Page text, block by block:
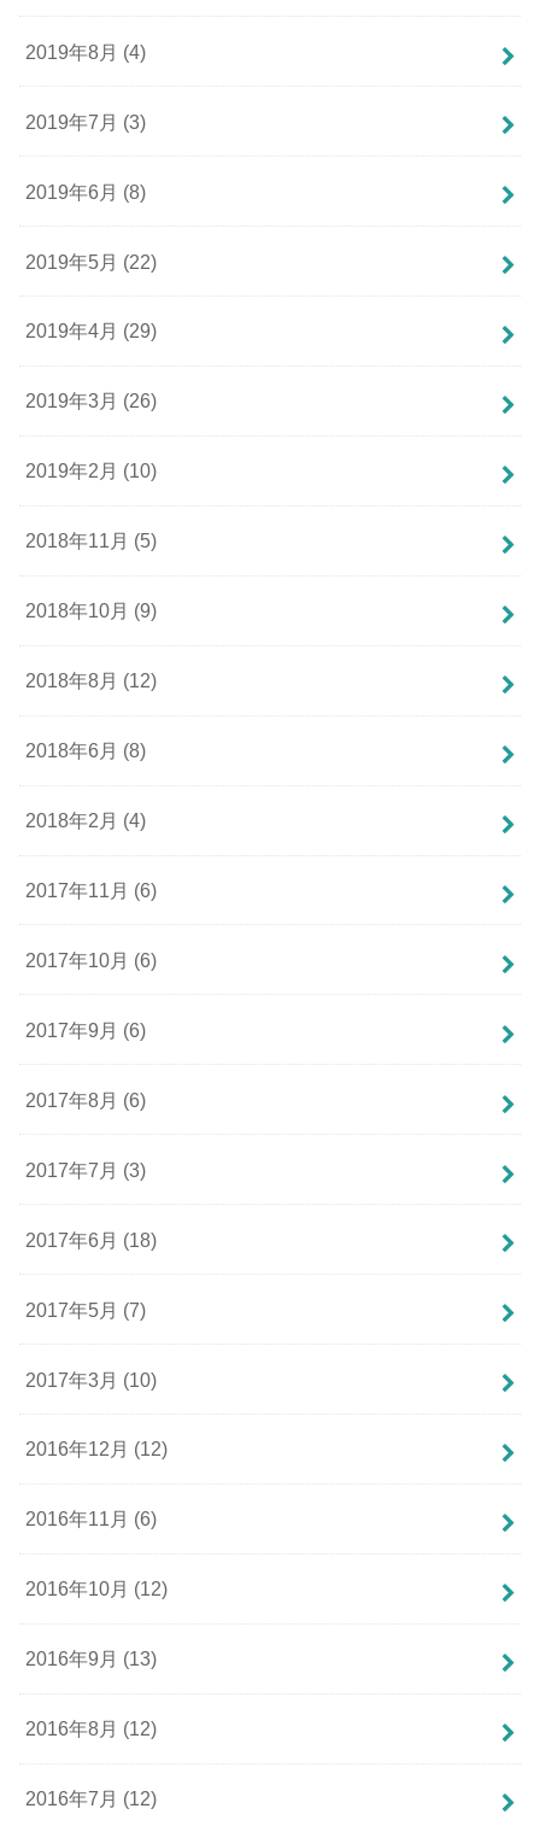
2019年8月 (4)
2019年7月 (3)
2019年6月 (8)
2019年5月 (22)
2019年4月 (29)
2019年3月 (26)
2019年2月 (10)
2018年11月 (5)
2018年10月 (9)
2018年8月 (12)
2018年6月 (8)
2018年2月 (4)
2017年11月 (6)
2017年10月 (6)
2017年9月 (6)
2017年8月 (6)
2017年7月 (3)
2017年6月 (18)
2017年5月 (7)
2017年3月 (10)
2016年12月 (12)
2016年11月 (6)
2016年10月 (12)
2016年9月 (13)
2016年8月 (12)
2016年7月 (12)